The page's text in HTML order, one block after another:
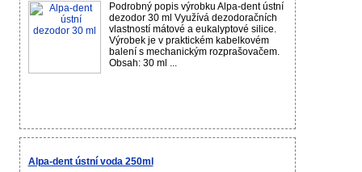
Podrobný popis výrobku Alpa-dent ústní
dezodor 30 ml Využívá dezodoračních
vlastností mátové a eukalyptové silice.
Výrobek je v praktickém kabelkovém
balení s mechanickým rozprašovačem.
Obsah: 30 ml ...
Alpa-dent ústní voda 250ml